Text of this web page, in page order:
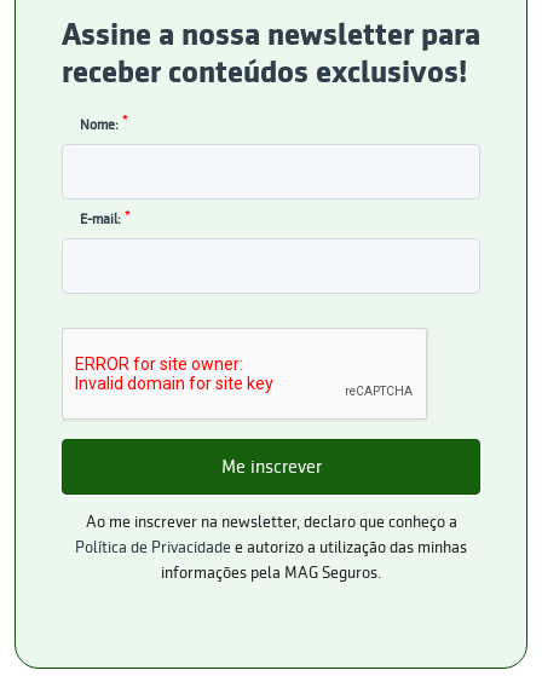
Assine a nossa newsletter para
receber conteúdos exclusivos!
Nome: *
E-mail: *
Ao me inscrever na newsletter, declaro que conheço a
Política de Privacidade e autorizo a utilização das minhas
informações pela MAG Seguros.